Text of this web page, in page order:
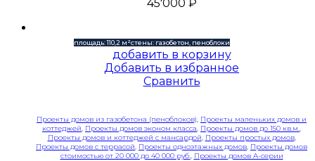
45'000 ₽
площадь: 110,2 м²стены: газобетон, пеноблоки
добавить в корзину
Добавить в избранное
Сравнить
Проекты домов из газобетона (пеноблоков) Проекты маленьких домов и
коттеджей Проекты домов эконом класса Проекты домов до 150 кв.м.
Проекты домов и коттеджей с мансардой Проекты простых домов,
Проекты домов с террасой Проекты одноэтажных домов Проекты домов
стоимостью от 20 000 до 40 000 руб.
Проекты домов A-серии